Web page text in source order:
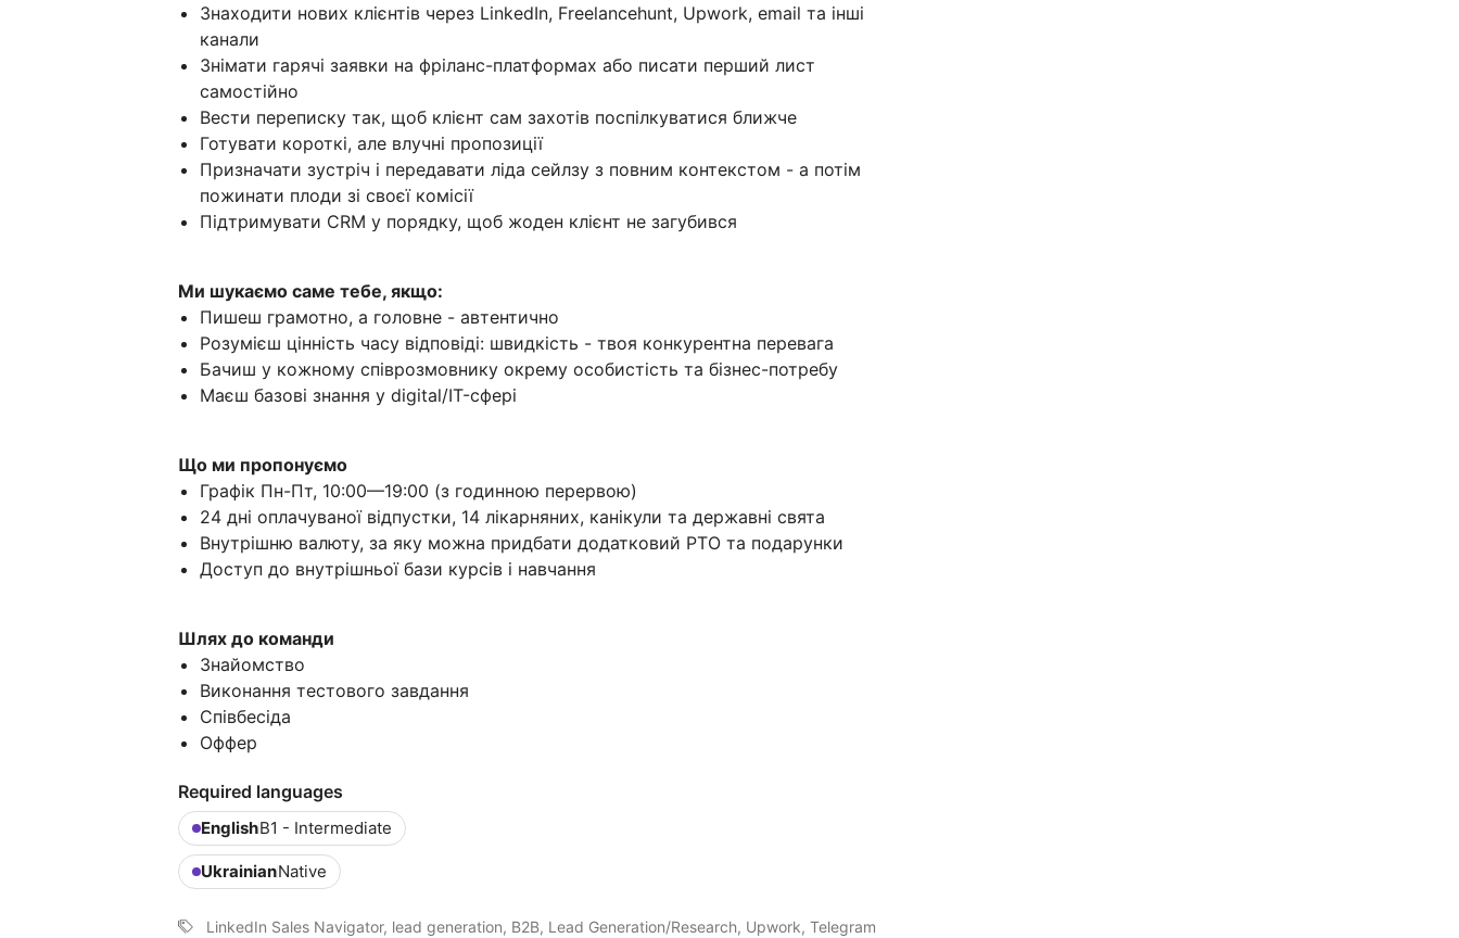
Знаходити нових клієнтів через LinkedIn, Freelancehunt, Upwork, email та інші
канали
Знімати гарячі заявки на фріланс-платформах або писати перший лист
самостійно
Вести переписку так, щоб клієнт сам захотів поспілкуватися ближче
Готувати короткі, але влучні пропозиції
Призначати зустріч і передавати ліда сейлзу з повним контекстом - а потім
пожинати плоди зі своєї комісії
Підтримувати CRM у порядку, щоб жоден клієнт не загубився
Ми шукаємо саме тебе, якщо:
Пишеш грамотно, а головне - автентично
Розумієш цінність часу відповіді: швидкість - твоя конкурентна перевага
Бачиш у кожному співрозмовнику окрему особистість та бізнес-потребу
Маєш базові знання у digital/IT-сфері
Що ми пропонуємо
Графік Пн-Пт, 10:00—19:00 (з годинною перервою)
24 дні оплачуваної відпустки, 14 лікарняних, канікули та державні свята
Внутрішню валюту, за яку можна придбати додатковий PTO та подарунки
Доступ до внутрішньої бази курсів і навчання
Шлях до команди
Знайомство
Виконання тестового завдання
Співбесіда
Оффер
Required languages
EnglishB1 - Intermediate
UkrainianNative
LinkedIn Sales Navigator, lead generation, B2B, Lead Generation/Research, Upwork, Telegram